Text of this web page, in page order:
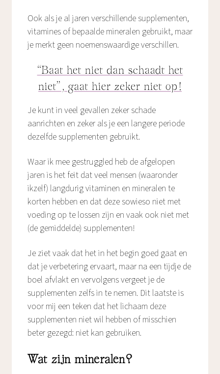
Ook als je al jaren verschillende supplementen,
vitamines of bepaalde mineralen gebruikt, maar
je merkt geen noemenswaardige verschillen.
“Baat het niet dan schaadt het
niet”, gaat hier zeker niet op!
Je kunt in veel gevallen zeker schade
aanrichten en zeker als je een langere periode
dezelfde supplementen gebruikt.
Waar ik mee gestruggled heb de afgelopen
jaren is het feit dat veel mensen (waaronder
ikzelf) langdurig vitaminen en mineralen te
korten hebben en dat deze sowieso niet met
voeding op te lossen zijn en vaak ook niet met
(de gemiddelde) supplementen!
Je ziet vaak dat het in het begin goed gaat en
dat je verbetering ervaart, maar na een tijdje de
boel afvlakt en vervolgens vergeet je de
supplementen zelfs in te nemen. Dit laatste is
voor mij een teken dat het lichaam deze
supplementen niet wil hebben of misschien
beter gezegd: niet kan gebruiken.
Wat zijn mineralen?